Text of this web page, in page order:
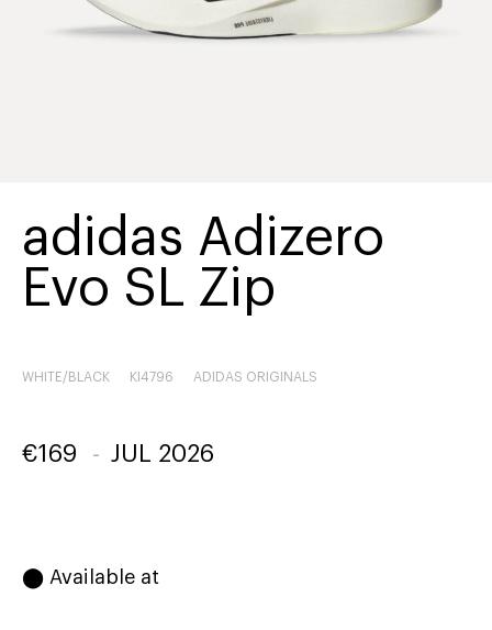
adidas Adizero
Evo SL Zip
WHITE/BLACK KI4796 ADIDAS ORIGINALS
€169 - JUL 2026
⬤ Available at